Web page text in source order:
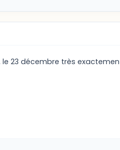
le 23 décembre très